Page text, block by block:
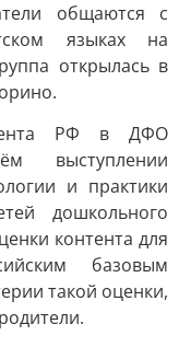
общаются с
языках на
открылась в
РФ в ДФО
выступлении
и практики
дошкольного
контента для
базовым
такой оценки,